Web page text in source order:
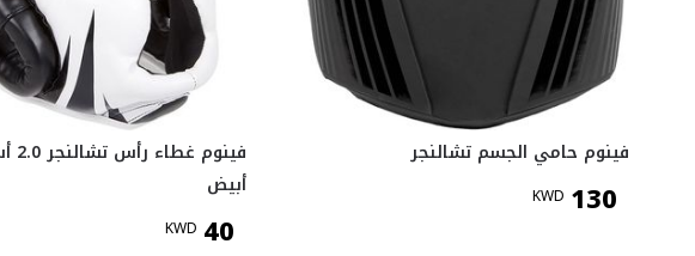
فينوم حامي الجسم تشالنجر
KWD 130
أبيض
KWD 40